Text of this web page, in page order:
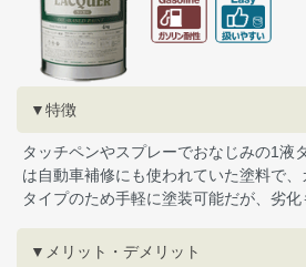
▼特徴
タッチペンやスプレーでおなじみの1液
は自動車補修にも使われていた塗料で
タイプのため手軽に塗装可能だが、劣化
▼メリット・デメリット